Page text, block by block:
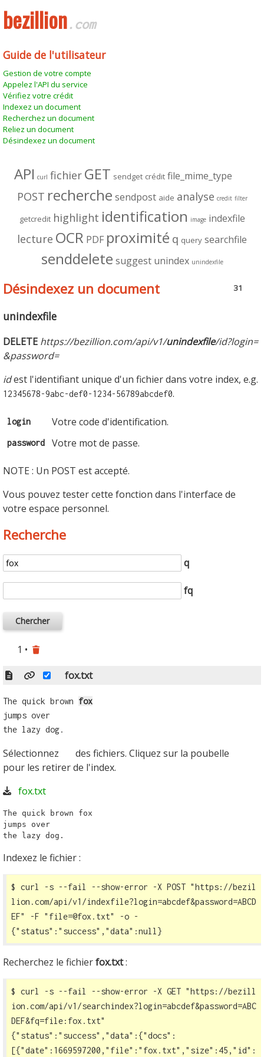
bezillion.com
Guide de l'utilisateur
Gestion de votre compte
Appelez l'API du service
Vérifiez votre crédit
Indexez un document
Recherchez un document
Reliez un document
Désindexez un document
API curl fichier GET sendget crédit file_mime_type
POST recherche sendpost aide analyse credit filter
getcredit highlight identification image indexfile
lecture OCR PDF proximité q query searchfile
senddelete suggest unindex unindexfile
31
Désindexez un document
unindexfile
DELETE https://bezillion.com/api/v1/unindexfile/id?login=
&password=
idest l'identifiant unique d'un fichier dans votre index, e.g.
12345678-9abc-def0-1234-56789abcdef0.
login Votre code d'identification.
password Votre mot de passe.
NOTE : Un POST est accepté.
Vous pouvez tester cette fonction dans l'interface de
votre espace personnel.
Recherche
q
fq
1 •
fox.txt
The quick brown fox
jumps over
the lazy dog.
Sélectionnez
des fichiers. Cliquez sur la poubelle
pour les retirer de l'index.
fox.txt
The quick brown fox
jumps over
the lazy dog.
Indexez le fichier :
$ curl -s --fail --show-error -X POST "https://bezil
lion.com/api/v1/indexfile?login=abcdef&password=ABCD
EF"
-F "file=@fox.txt" -o -
{"status":"success","data":null}
Recherchez le fichierfox.txt:
$ curl -s --fail --show-error -X GET "https://bezill
ion.com/api/v1/searchindex?login=abcdef&password=ABC
DEF&fq=file:fox.txt"
{"status":"success","data":{"docs":
[{"date":1669597200,"file":"fox.txt","size":45,"id":